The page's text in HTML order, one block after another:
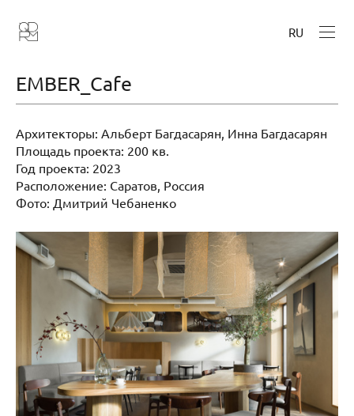
RU
EMBER_Cafe
Архитекторы: Альберт Багдасарян, Инна Багдасарян
Площадь проекта: 200 кв.
Год проекта: 2023
Расположение: Саратов, Россия
Фото: Дмитрий Чебаненко